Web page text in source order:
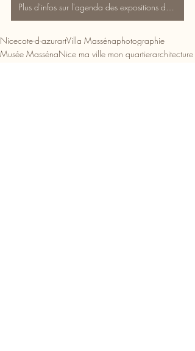
Plus d'infos sur l'agenda des expositions de nice.fr
Nicecote-d-azurartVilla Massénaphotographie
Musée MassénaNice ma ville mon quartierarchitecture